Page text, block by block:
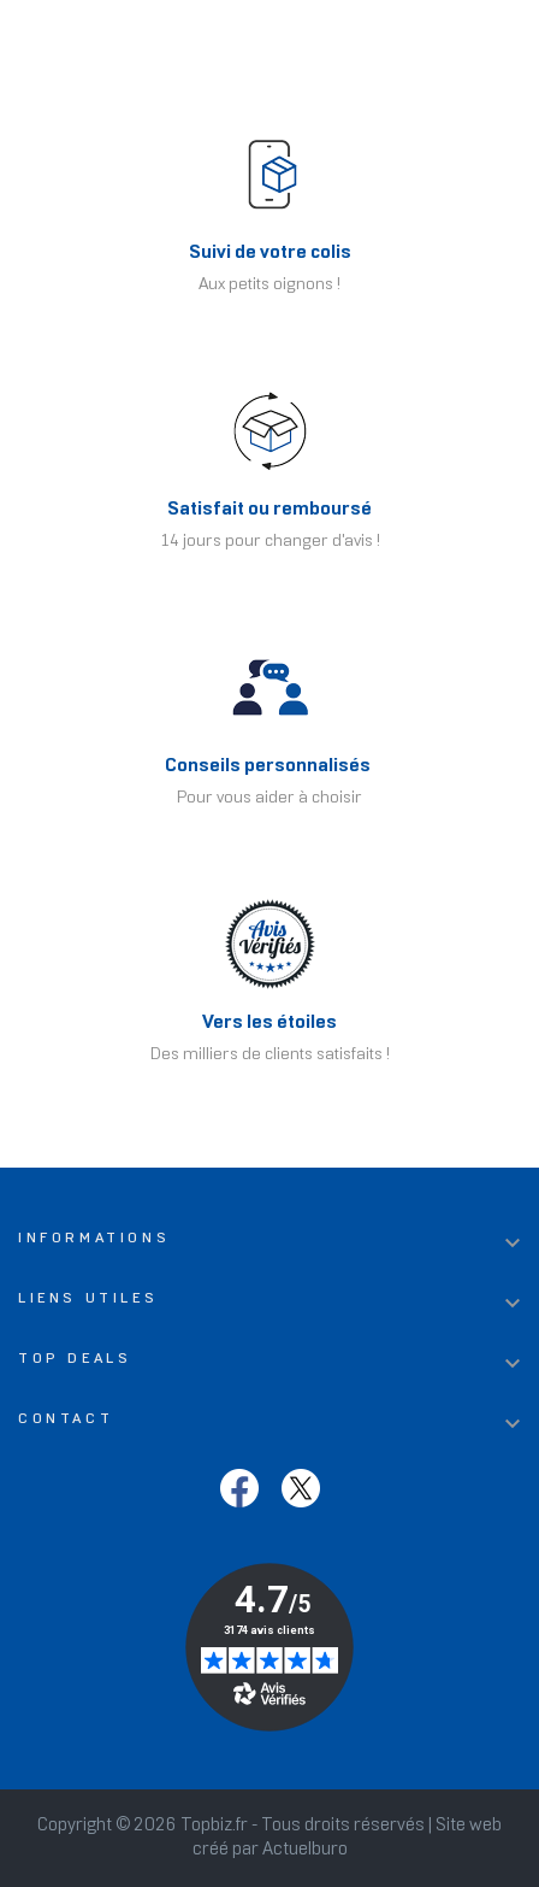
Suivi de votre colis
Aux petits oignons !
Satisfait ou remboursé
14 jours pour changer d'avis !
Conseils personnalisés
Pour vous aider à choisir
Vers les étoiles
Des milliers de clients satisfaits !
INFORMATIONS 
LIENS UTILES 
TOP DEALS 
CONTACT 
Copyright © 2026 Topbiz.fr - Tous droits réservés | Site web
créé par Actuelburo